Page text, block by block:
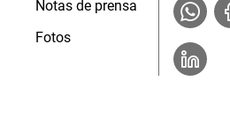
Notas de prensa
Fotos